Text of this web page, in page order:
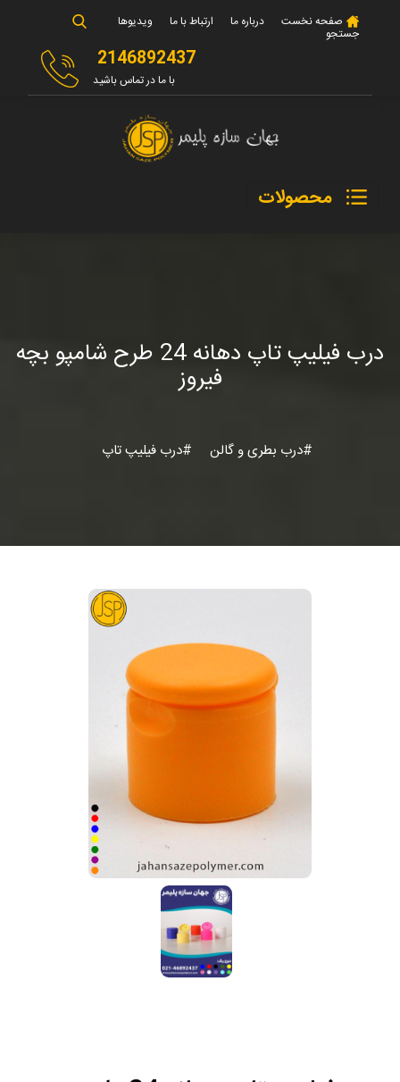
صفحه نخست درباره ما ارتباط با ما ویدیوها
جستجو
2146892437
با ما در تماس باشید
محصولات
درب فیلیپ تاپ دهانه 24 طرح شامپو بچه
فیروز
#درب بطری و گالن #درب فیلیپ تاپ